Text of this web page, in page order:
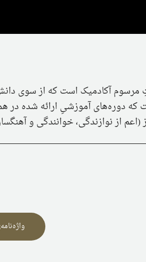
مرسوم آکادمیک است که از سوی
دوره‌های آموزشیِ ارائه شده در
از نوازندگی، خوانندگی و